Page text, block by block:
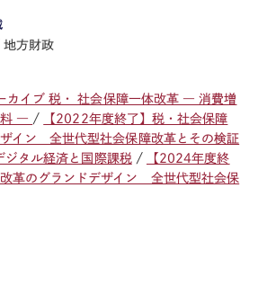
地方財政
カイブ 税・ 社会保障一体改革 ― 消費増
料 ―
【2022年度終了】税・社会保障
イン 全世代型社会保障改革とその検証
ジタル経済と国際課税
【2024年度終
革のグランドデザイン 全世代型社会保